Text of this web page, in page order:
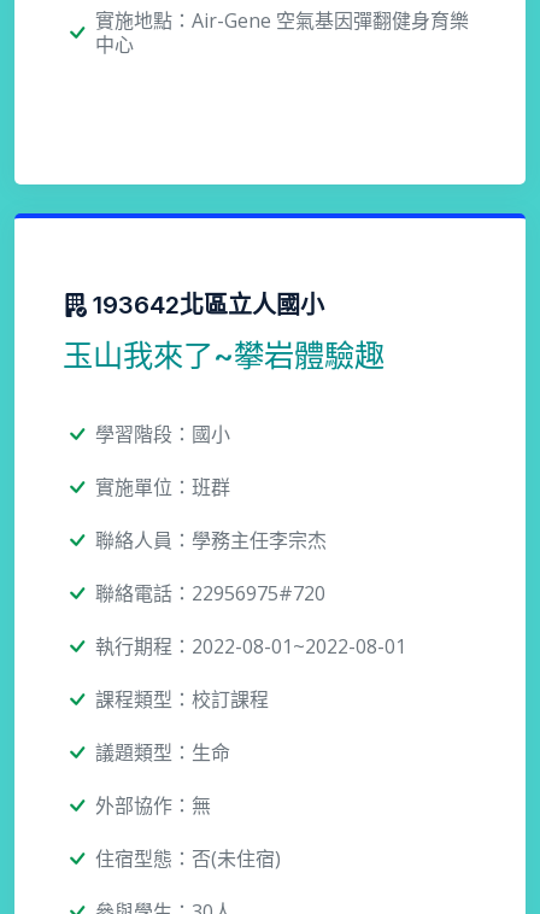
實施地點：Air-Gene 空氣基因彈翻健身育樂
中心
193642北區立人國小
玉山我來了~攀岩體驗趣
學習階段：國小
實施單位：班群
聯絡人員：學務主任李宗杰
聯絡電話：22956975#720
執行期程：2022-08-01~2022-08-01
課程類型：校訂課程
議題類型：生命
外部協作：無
住宿型態：否(未住宿)